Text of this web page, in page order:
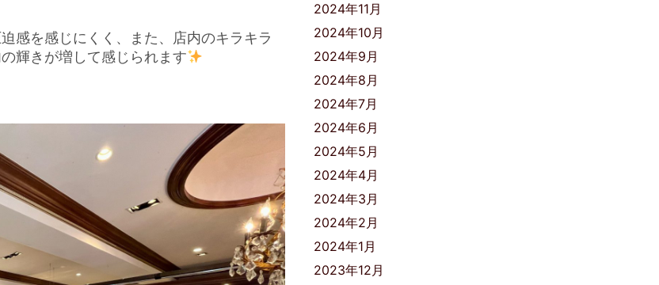
感を感じにくく、また、店内のキラキラ
輝きが増して感じられます
2024年11月
2024年10月
2024年9月
2024年8月
2024年7月
2024年6月
2024年5月
2024年4月
2024年3月
2024年2月
2024年1月
2023年12月